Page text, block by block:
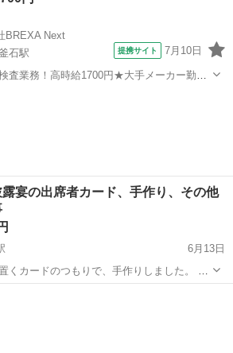
BREXA Next
石駅
提携サイト 7月10日
査業務！高時給1700円★大手メーカー勤
宴の出席者カード、手作り、その他
6月13日
くカードのつもりで、手作りしました。 思
成しませんでした。 完成品は青色の10枚で